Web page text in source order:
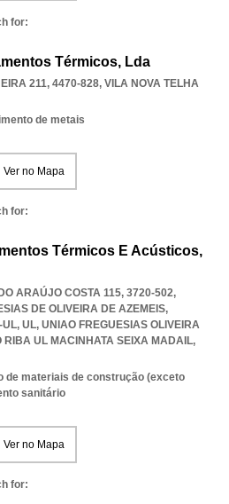
for:
Térmicos, Lda
211, 4470-828, VILA NOVA TELHA
de metais
Ver no Mapa
for:
Térmicos E Acústicos,
ARAÚJO COSTA 115, 3720-502,
DE OLIVEIRA DE AZEMEIS,
UL, UL, UNIAO FREGUESIAS OLIVEIRA
RIBA UL MACINHATA SEIXA MADAIL,
de materiais de construção (exceto
sanitário
Ver no Mapa
for: